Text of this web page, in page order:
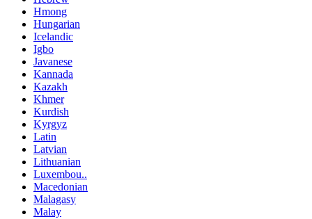
Hmong
Hungarian
Icelandic
Igbo
Javanese
Kannada
Kazakh
Khmer
Kurdish
Kyrgyz
Latin
Latvian
Lithuanian
Luxembou..
Macedonian
Malagasy
Malay